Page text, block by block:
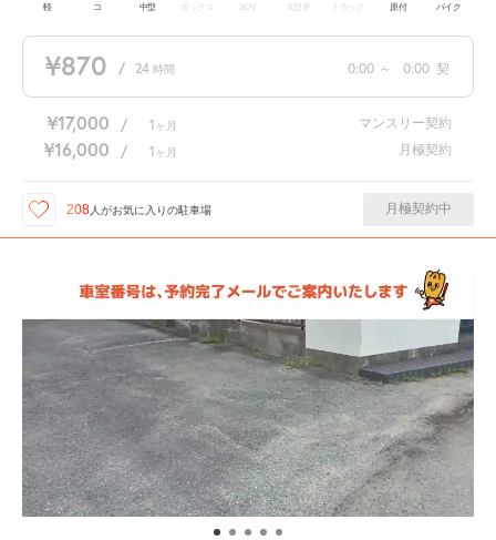
軽 コ 中型 ボックス SUV 大型車 トラック 原付 バイク
¥870 / 24 時間 0:00 ～ 0:00 契
¥17,000 / 1 ヶ月 マンスリー契約
¥16,000 / 1 ヶ月 月極契約
208 人がお気に入りの駐車場 月極契約中